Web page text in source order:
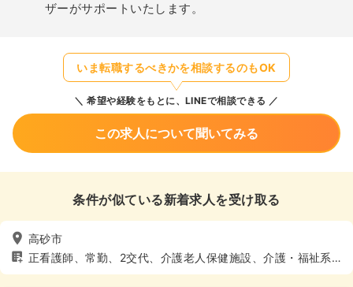
ザーがサポートいたします。
いま転職するべきかを相談するのもOK
希望や経験をもとに、LINEで相談できる
この求人について聞いてみる
条件が似ている新着求人を受け取る
高砂市
正看護師、常勤、2交代、介護老人保健施設、介護・福祉系、
4週8休以上